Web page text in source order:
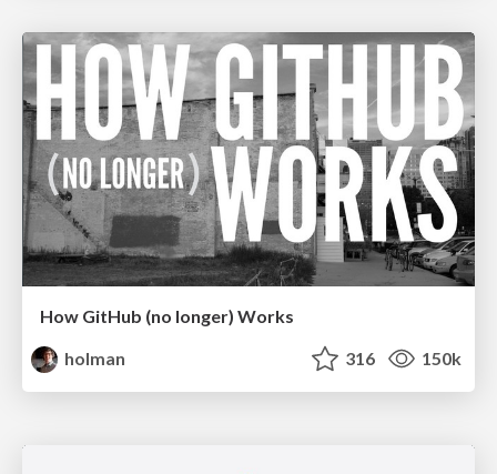
How GitHub (no longer) Works
holman
316 150k